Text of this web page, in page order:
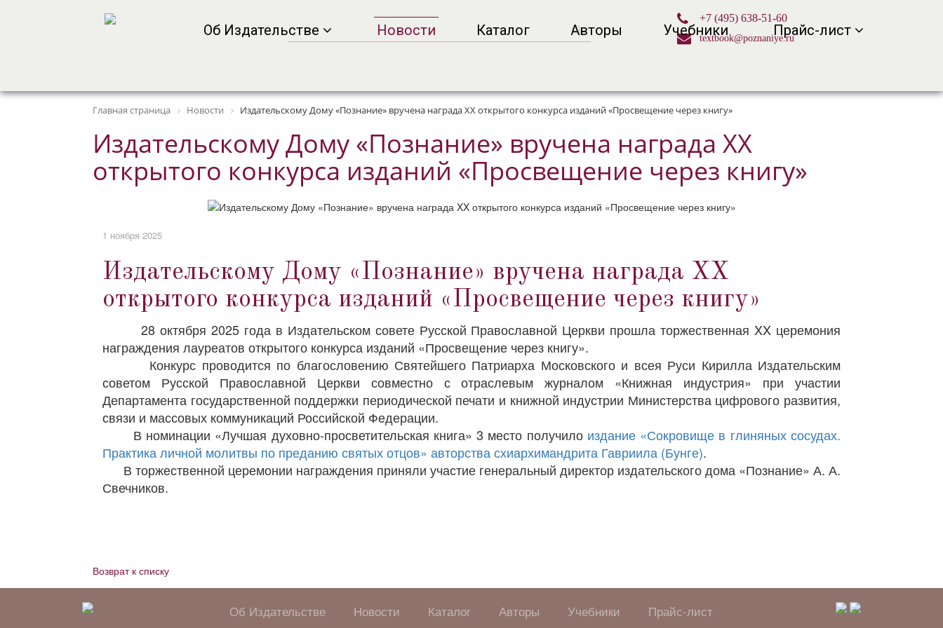
+7 (495) 638-51-60
textbook@poznaniye.ru
Об Издательстве Новости Каталог Авторы Учебники Прайс-лист
Главная страница Новости Издательскому Дому «Познание» вручена награда XX открытого конкурса изданий «Просвещение через книгу»
Издательскому Дому «Познание» вручена награда XX
открытого конкурса изданий «Просвещение через книгу»
1 ноября 2025
Издательскому Дому «Познание» вручена награда XX
открытого конкурса изданий «Просвещение через книгу»
28 октября 2025 года в Издательском совете Русской Православной Церкви прошла торжественная XX церемония
награждения лауреатов открытого конкурса изданий «Просвещение через книгу».
Конкурс проводится по благословению Святейшего Патриарха Московского и всея Руси Кирилла Издательским
советом Русской Православной Церкви совместно с отраслевым журналом «Книжная индустрия» при участии
Департамента государственной поддержки периодической печати и книжной индустрии Министерства цифрового развития,
связи и массовых коммуникаций Российской Федерации.
В номинации «Лучшая духовно-просветительская книга» 3 место получило издание «Сокровище в глиняных сосудах.
Практика личной молитвы по преданию святых отцов» авторства схиархимандрита Гавриила (Бунге).
В торжественной церемонии награждения приняли участие генеральный директор издательского дома «Познание» А. А.
Свечников.
Возврат к списку
Об Издательстве Новости Каталог Авторы Учебники Прайс-лист